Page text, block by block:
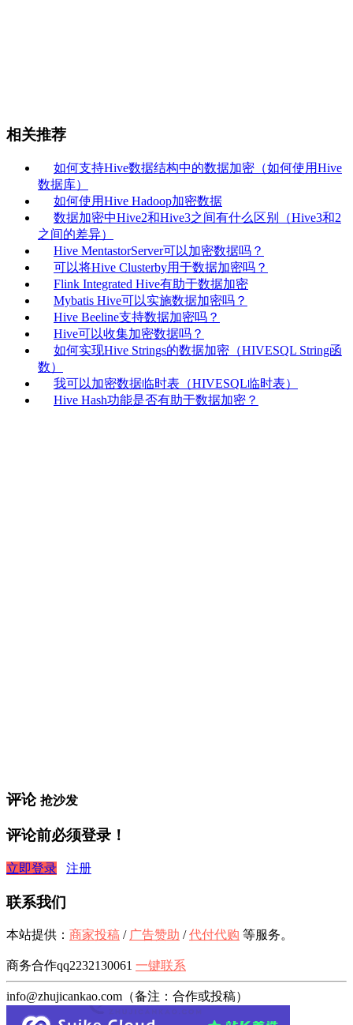
相关推荐
如何支持Hive数据结构中的数据加密（如何使用Hive
数据库）
如何使用Hive Hadoop加密数据
数据加密中Hive2和Hive3之间有什么区别（Hive3和2
之间的差异）
Hive MentastorServer可以加密数据吗？
可以将Hive Clusterby用于数据加密吗？
Flink Integrated Hive有助于数据加密
Mybatis Hive可以实施数据加密吗？
Hive Beeline支持数据加密吗？
Hive可以收集加密数据吗？
如何实现Hive Strings的数据加密（HIVESQL String函
数）
我可以加密数据临时表（HIVESQL临时表）
Hive Hash功能是否有助于数据加密？
评论 抢沙发
评论前必须登录！
立即登录 注册
联系我们
本站提供： 商家投稿 / 广告赞助 /代付代购 等服务。
商务合作qq2232130061 一键联系
info@zhujicankao.com（备注：合作或投稿）